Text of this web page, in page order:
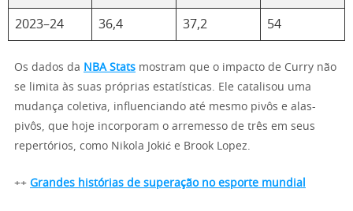
2023–24 36,4 37,2 54
Os dados da NBA Stats mostram que o impacto de Curry não
se limita às suas próprias estatísticas. Ele catalisou uma
mudança coletiva, influenciando até mesmo pivôs e alas-
pivôs, que hoje incorporam o arremesso de três em seus
repertórios, como Nikola Jokić e Brook Lopez.
++ Grandes histórias de superação no esporte mundial